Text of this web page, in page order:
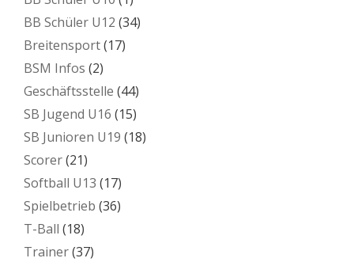
BB Schüler U12 (34)
Breitensport(17)
BSM Infos (2)
Geschäftsstelle (44)
SB Jugend U16 (15)
SB Junioren U19 (18)
Scorer(21)
Softball U13 (17)
Spielbetrieb (36)
T-Ball (18)
Trainer(37)